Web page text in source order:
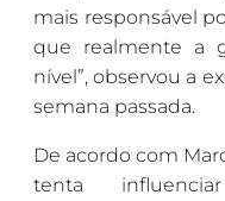
mais responsável
que realmente a
nível”, observou a
semana passada.
De acordo com
tenta